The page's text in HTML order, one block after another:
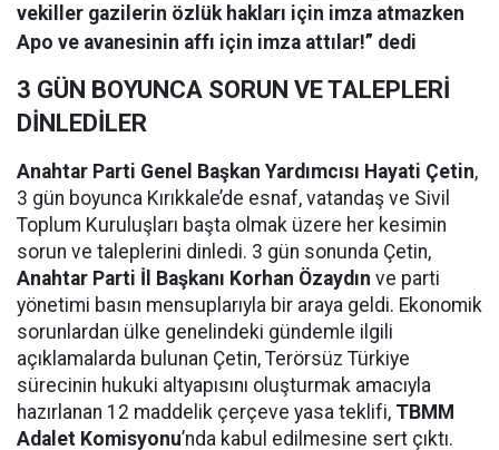
vekiller gazilerin özlük hakları için imza atmazken
Apo ve avanesinin affı için imza attılar!” dedi
3 GÜN BOYUNCA SORUN VE TALEPLERİ
DİNLEDİLER
Anahtar Parti Genel Başkan Yardımcısı Hayati Çetin,
3 gün boyunca Kırıkkale’de esnaf, vatandaş ve Sivil
Toplum Kuruluşları başta olmak üzere her kesimin
sorun ve taleplerini dinledi. 3 gün sonunda Çetin,
Anahtar Parti İl Başkanı Korhan Özaydın ve parti
yönetimi basın mensuplarıyla bir araya geldi. Ekonomik
sorunlardan ülke genelindeki gündemle ilgili
açıklamalarda bulunan Çetin, Terörsüz Türkiye
sürecinin hukuki altyapısını oluşturmak amacıyla
hazırlanan 12 maddelik çerçeve yasa teklifi, TBMM
Adalet Komisyonu’nda kabul edilmesine sert çıktı.